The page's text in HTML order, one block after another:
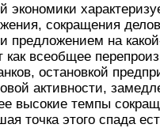
экономики
сокращения
предложением на
как всеобщее
остановкой
активности,
высокие темпы
точка этого спада